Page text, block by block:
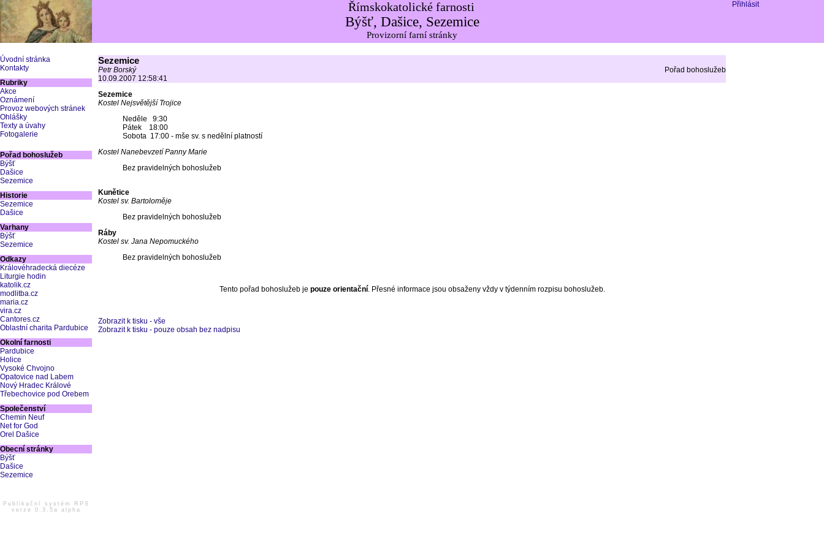
Římskokatolické farnosti
Býšť, Dašice, Sezemice
Provizorní farní stránky
Přihlásit
Úvodní stránka
Kontakty
Rubriky
Akce
Oznámení
Provoz webových stránek
Ohlášky
Texty a úvahy
Fotogalerie
Pořad bohoslužeb
Býšť
Dašice
Sezemice
Historie
Sezemice
Dašice
Varhany
Býšť
Sezemice
Odkazy
Královéhradecká diecéze
Liturgie hodin
katolik.cz
modlitba.cz
maria.cz
vira.cz
Cantores.cz
Oblastní charita Pardubice
Okolní farnosti
Pardubice
Holice
Vysoké Chvojno
Opatovice nad Labem
Nový Hradec Králové
Třebechovice pod Orebem
Společenství
Chemin Neuf
Net for God
Orel Dašice
Obecní stránky
Býšť
Dašice
Sezemice
Publikační systém RPS
verze 0.3.5a alpha
Sezemice
Pořad bohoslužeb
Petr Borský
10.09.2007 12:58:41
Sezemice
Kostel Nejsvětější Trojice
Neděle 9:30
Pátek 18:00
Sobota 17:00 - mše sv. s nedělní platností
Kostel Nanebevzetí Panny Marie
Bez pravidelných bohoslužeb
Kunětice
Kostel sv. Bartoloměje
Bez pravidelných bohoslužeb
Ráby
Kostel sv. Jana Nepomuckého
Bez pravidelných bohoslužeb
Tento pořad bohoslužeb je pouze orientační. Přesné informace jsou obsaženy vždy v týdenním rozpisu bohoslužeb.
Zobrazit k tisku - vše
Zobrazit k tisku - pouze obsah bez nadpisu